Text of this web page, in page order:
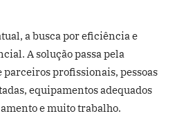
a busca por eficiência e
A solução passa pela
parceiros profissionais, pessoas
equipamentos adequados
e muito trabalho.